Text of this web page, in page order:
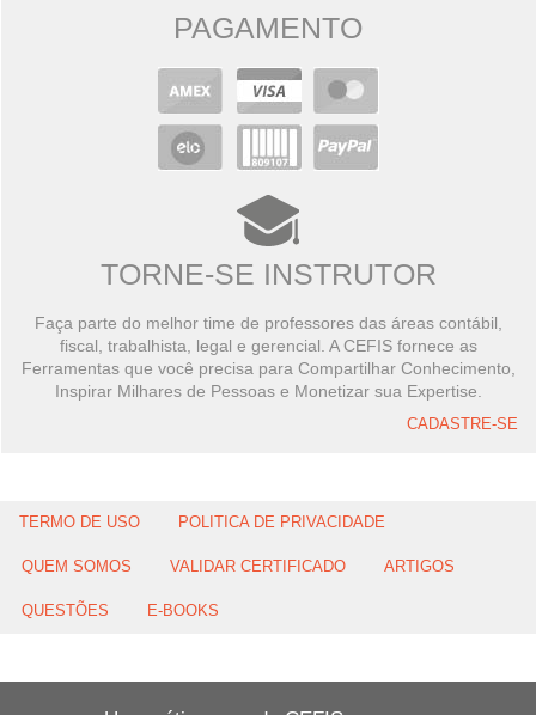
PAGAMENTO
TORNE-SE INSTRUTOR
Faça parte do melhor time de professores das áreas contábil,
fiscal, trabalhista, legal e gerencial. A CEFIS fornece as
Ferramentas que você precisa para Compartilhar Conhecimento,
Inspirar Milhares de Pessoas e Monetizar sua Expertise.
CADASTRE-SE
TERMO DE USO POLITICA DE PRIVACIDADE
QUEM SOMOS VALIDAR CERTIFICADO ARTIGOS
QUESTÕES E-BOOKS